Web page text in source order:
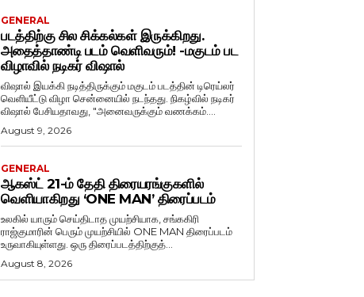
GENERAL
படத்திற்கு சில சிக்கல்கள் இருக்கிறது.
அதைத்தாண்டி படம் வெளிவரும்! -மகுடம் பட
விழாவில் நடிகர் விஷால்
விஷால் இயக்கி நடித்திருக்கும் மகுடம் படத்தின் டிரெய்லர்
வெளியீட்டு விழா சென்னையில் நடந்தது. நிகழ்வில் நடிகர்
விஷால் பேசியதாவது, "அனைவருக்கும் வணக்கம்....
August 9, 2026
GENERAL
ஆகஸ்ட் 21-ம் தேதி திரையரங்குகளில்
வெளியாகிறது ‘ONE MAN’ திரைப்படம்
உலகில் யாரும் செய்திடாத முயற்சியாக, சங்ககிரி
ராஜ்குமாரின் பெரும் முயற்சியில் ONE MAN திரைப்படம்
உருவாகியுள்ளது. ஒரு திரைப்படத்திற்குத்...
August 8, 2026